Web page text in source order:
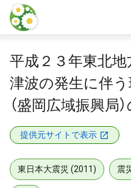
本文に飛ぶ
平成２３年東北
津波の発生に伴
（盛岡広域振興局
提供元サイトで表示
東日本大震災 (2011) 震